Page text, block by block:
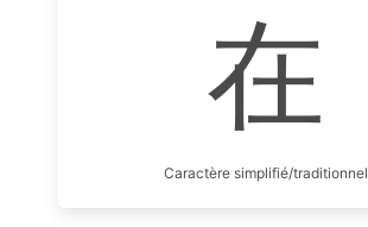
在
Caractère simplifié/traditionnel